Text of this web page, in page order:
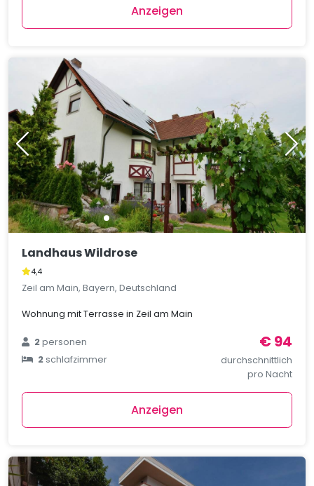
Anzeigen
Landhaus Wildrose
4,4
Zeil am Main, Bayern, Deutschland
Wohnung mit Terrasse in Zeil am Main
2personen
2schlafzimmer
€ 94
durchschnittlich
pro Nacht
Anzeigen